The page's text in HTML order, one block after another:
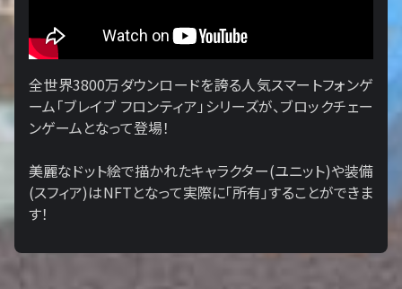
全世界3800万ダウンロードを誇る人気スマートフォンゲ
ーム「ブレイブ フロンティア」シリーズが、ブロックチェー
ンゲームとなって登場！
美麗なドット絵で描かれたキャラクター(ユニット)や装備
(スフィア)はNFTとなって実際に「所有」することができま
す！